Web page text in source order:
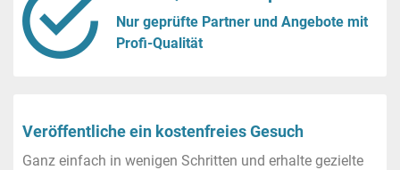
Nur geprüfte Partner und Angebote mit
Profi-Qualität
Veröffentliche ein kostenfreies Gesuch
Ganz einfach in wenigen Schritten und erhalte gezielte